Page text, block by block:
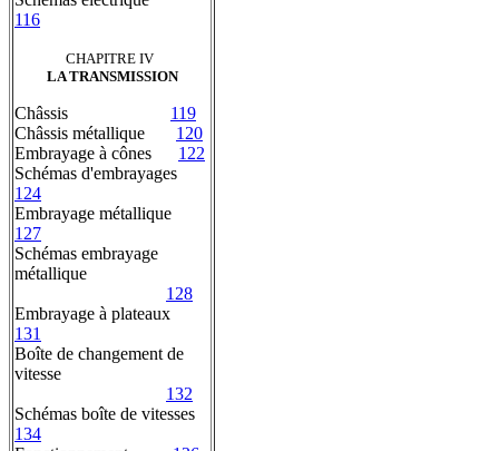
116
CHAPITRE IV
LA TRANSMISSION
Châssis 119
Châssis métallique 120
Embrayage à cônes 122
Schémas d'embrayages
124
Embrayage métallique
127
Schémas embrayage
métallique
128
Embrayage à plateaux
131
Boîte de changement de
vitesse
132
Schémas boîte de vitesses
134